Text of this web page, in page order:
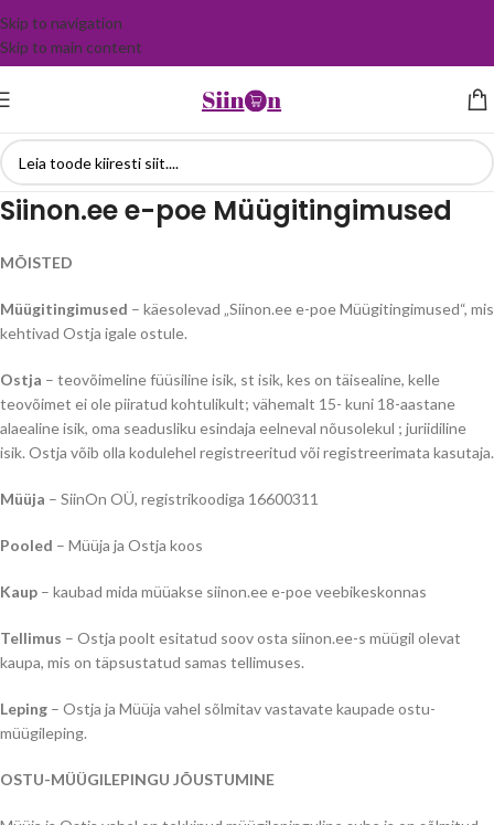
Skip to navigation
Skip to main content
Siinon.ee e-poe Müügitingimused
MÕISTED
Müügitingimused – käesolevad „Siinon.ee e-poe Müügitingimused“, mis
kehtivad Ostja igale ostule.
Ostja – teovõimeline füüsiline isik, st isik, kes on täisealine, kelle
teovõimet ei ole piiratud kohtulikult; vähemalt 15- kuni 18-aastane
alaealine isik, oma seadusliku esindaja eelneval nõusolekul ; juriidiline
isik. Ostja võib olla kodulehel registreeritud või registreerimata kasutaja.
Müüja – SiinOn OÜ, registrikoodiga 16600311
Pooled – Müüja ja Ostja koos
Kaup – kaubad mida müüakse siinon.ee e-poe veebikeskonnas
Tellimus – Ostja poolt esitatud soov osta siinon.ee-s müügil olevat
kaupa, mis on täpsustatud samas tellimuses.
Leping – Ostja ja Müüja vahel sõlmitav vastavate kaupade ostu-
müügileping.
OSTU-MÜÜGILEPINGU JÕUSTUMINE